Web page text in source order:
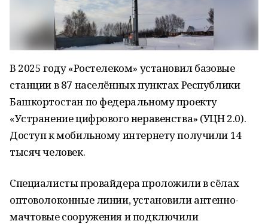
В 2025 году «Ростелеком» установил базовые
станции в 87 населённых пунктах Республики
Башкортостан по федеральному проекту
«Устранение цифрового неравенства» (УЦН 2.0).
Доступ к мобильному интернету получили 14
тысяч человек.
Специалисты провайдера проложили в сёлах
оптоволоконные линии, установили антенно-
мачтовые сооружения и подключили